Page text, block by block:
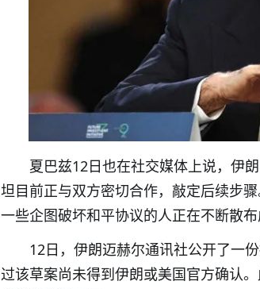
夏巴兹12日也在社交媒体上说，伊
坦目前正与双方密切合作，敲定后续步
一些企图破坏和平协议的人正在不断散布
12日，伊朗迈赫尔通讯社公开了一
过该草案尚未得到伊朗或美国官方确认